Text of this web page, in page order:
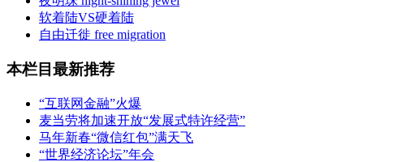
软着陆VS硬着陆
自由迁徙 free migration
本栏目最新推荐
“互联网金融”火爆
麦当劳将加速开放“发展式特许经营”
马年新春“微信红包”满天飞
“世界经济论坛”年会